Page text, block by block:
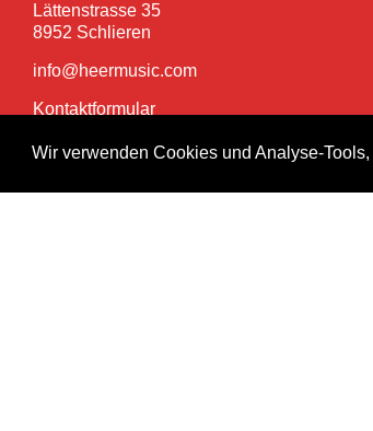
Wir verwenden Cookies und Analyse-
Lättenstrasse 35
8952 Schlieren
info@heermusic.com
Kontaktformular